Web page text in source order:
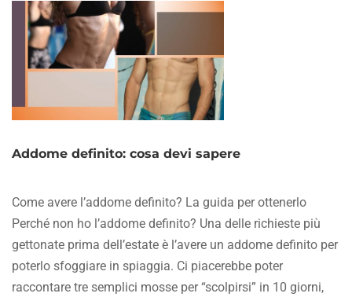
DIFFERENZE
E
APPROCCIO
ALL’ATTIVITÀ
FISICA
Addome definito: cosa devi sapere
Come avere l’addome definito? La guida per ottenerlo
Perché non ho l’addome definito? Una delle richieste più
gettonate prima dell’estate è l’avere un addome definito per
poterlo sfoggiare in spiaggia. Ci piacerebbe poter
raccontare tre semplici mosse per “scolpirsi” in 10 giorni,